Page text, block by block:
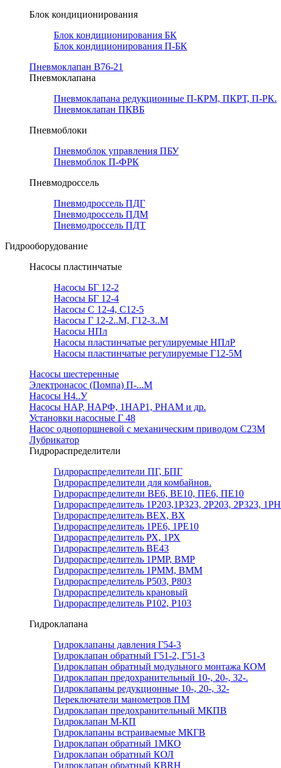
Блок кондиционирования
Блок кондиционирования БК
Блок кондиционирования П-БК
Пневмоклапан В76-21
Пневмоклапана
Пневмоклапана редукционные П-КРМ, ПКРТ, П-РК.
Пневмоклапан ПКВБ
Пневмоблоки
Пневмоблок управления ПБУ
Пневмоблок П-ФРК
Пневмодроссель
Пневмодроссель ПДГ
Пневмодроссель ПДМ
Пневмодроссель ПДТ
Гидрооборудование
Насосы пластинчатые
Насосы БГ 12-2
Насосы БГ 12-4
Насосы С 12-4, С12-5
Насосы Г 12-2..М, Г12-3..М
Насосы НПл
Насосы пластинчатые регулируемые НПлР
Насосы пластинчатые регулируемые Г12-5М
Насосы шестеренные
Электронасос (Помпа) П-...М
Насосы Н4..У
Насосы НАР, НАРФ, 1НАР1, РНАМ и др.
Установки насосные Г 48
Насос однопоршневой с механическим приводом С23М
Лубрикатор
Гидрораспределители
Гидрораспределители ПГ, БПГ
Гидрораспределители для комбайнов.
Гидрораспределители ВЕ6, ВЕ10, ПЕ6, ПЕ10
Гидрораспределитель 1Р203,1Р323, 2Р203, 2Р323, 1РН
Гидрораспределитель ВЕХ, ВХ
Гидрораспределитель 1РЕ6, 1РЕ10
Гидрораспределитель РХ, 1РХ
Гидрораспределитель ВЕ43
Гидрораспределитель 1РМР, ВМР
Гидрораспределитель 1РММ, ВММ
Гидрораспределитель Р503, Р803
Гидрораспределитель крановый
Гидрораспределитель Р102, Р103
Гидроклапана
Гидроклапаны давления Г54-3
Гидроклапан обратный Г51-2, Г51-3
Гидроклапан обратный модульного монтажа КОМ
Гидроклапан предохранительный 10-, 20-, 32-.
Гидроклапаны редукционные 10-, 20-, 32-
Переключатели манометров ПМ
Гидроклапан предохранительный МКПВ
Гидроклапан М-КП
Гидроклапаны встраиваемые МКГВ
Гидроклапан обратный 1МКО
Гидроклапан обратный КОЛ
Гидроклапан обратный КВRН